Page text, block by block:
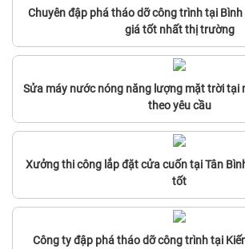
Chuyên đập phá tháo dỡ công trình tại Bình
giá tốt nhất thị trường
Sửa máy nước nóng năng lượng mặt trời tại
theo yêu cầu
Xưởng thi công lắp đặt cửa cuốn tại Tân
tốt
Công ty đập phá tháo dỡ công trình tại